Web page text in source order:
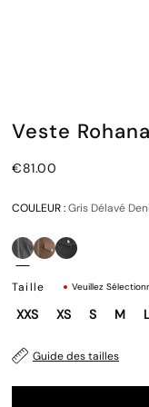
Veste
€81.00
COULEUR :Gris Délavé
Taille Veuillez
XXS XS S M L
Guide des tailles